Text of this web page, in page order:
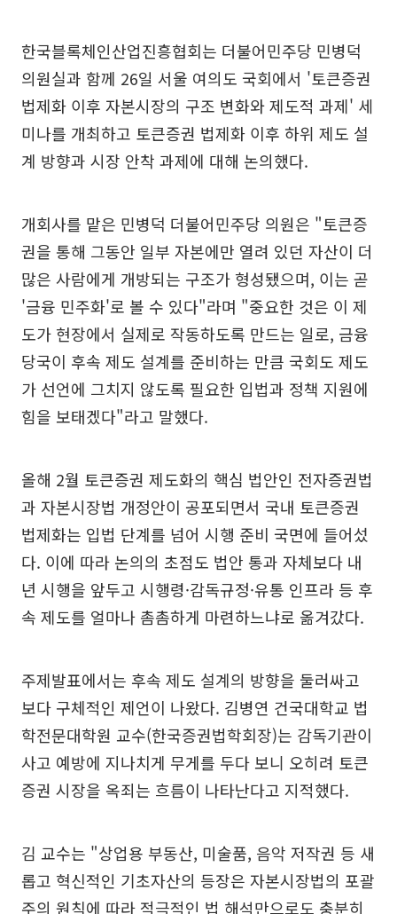
한국블록체인산업진흥협회는 더불어민주당 민병덕
의원실과 함께 26일 서울 여의도 국회에서 '토큰증권
법제화 이후 자본시장의 구조 변화와 제도적 과제' 세
미나를 개최하고 토큰증권 법제화 이후 하위 제도 설
계 방향과 시장 안착 과제에 대해 논의했다.
개회사를 맡은 민병덕 더불어민주당 의원은 "토큰증
권을 통해 그동안 일부 자본에만 열려 있던 자산이 더
많은 사람에게 개방되는 구조가 형성됐으며, 이는 곧
'금융 민주화'로 볼 수 있다"라며 "중요한 것은 이 제
도가 현장에서 실제로 작동하도록 만드는 일로, 금융
당국이 후속 제도 설계를 준비하는 만큼 국회도 제도
가 선언에 그치지 않도록 필요한 입법과 정책 지원에
힘을 보태겠다"라고 말했다.
올해 2월 토큰증권 제도화의 핵심 법안인 전자증권법
과 자본시장법 개정안이 공포되면서 국내 토큰증권
법제화는 입법 단계를 넘어 시행 준비 국면에 들어섰
다. 이에 따라 논의의 초점도 법안 통과 자체보다 내
년 시행을 앞두고 시행령·감독규정·유통 인프라 등 후
속 제도를 얼마나 촘촘하게 마련하느냐로 옮겨갔다.
주제발표에서는 후속 제도 설계의 방향을 둘러싸고
보다 구체적인 제언이 나왔다. 김병연 건국대학교 법
학전문대학원 교수(한국증권법학회장)는 감독기관이
사고 예방에 지나치게 무게를 두다 보니 오히려 토큰
증권 시장을 옥죄는 흐름이 나타난다고 지적했다.
김 교수는 "상업용 부동산, 미술품, 음악 저작권 등 새
롭고 혁신적인 기초자산의 등장은 자본시장법의 포괄
주의 원칙에 따라 적극적인 법 해석만으로도 충분히